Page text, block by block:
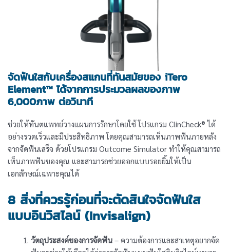
จัดฟันใสกับเครื่องสแกนที่ทันสมัยของ iTero
Element™ ได้จากการประมวลผลของภาพ
6,000ภาพ ต่อวินาที
ช่วยให้ทันตแพทย์วางแผนการรักษาโดยใช้ โปรแกรม ClinCheck® ได้
อย่างรวดเร็วและมีประสิทธิภาพ โดยคุณสามารถเห็นภาพฟันภายหลัง
จากจัดฟันเสร็จ ด้วยโปรแกรม Outcome Simulator ทำให้คุณสามารถ
เห็นภาพฟันของคุณ และสามารถช่วยออกแบบรอยยิ้มให้เป็น
เอกลักษณ์เฉพาะคุณได้
8 สิ่งที่ควรรู้ก่อนที่จะตัดสินใจจัดฟันใส
แบบอินวิสไลน์ (Invisalign)
วัตถุประสงค์ของการจัดฟัน – ความต้องการและสาเหตุอยากจัด